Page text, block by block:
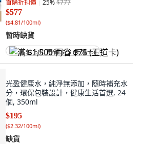
首購折扣價 25%$777
$577
($4.81/100ml)
暫時缺貨
满 $1,500 再省 $75 (王道卡)
光盈健康水，純淨無添加，隨時補充水
分，環保包裝設計，健康生活首選, 24
個, 350ml
$195
($2.32/100ml)
缺貨